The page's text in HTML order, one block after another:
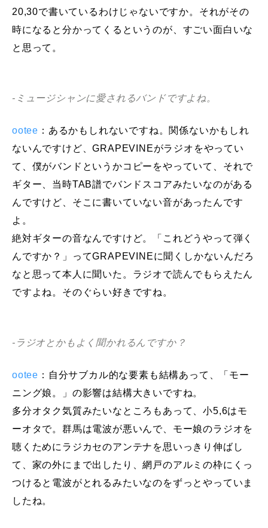
20,30で書いているわけじゃないですか。それがその
時になると分かってくるというのが、すごい面白いな
と思って。
-ミュージシャンに愛されるバンドですよね。
ootee ：あるかもしれないですね。関係ないかもしれ
ないんですけど、GRAPEVINEがラジオをやってい
て、僕がバンドというかコピーをやっていて、それで
ギター、当時TAB譜でバンドスコアみたいなのがある
んですけど、そこに書いていない音があったんです
よ。
絶対ギターの音なんですけど。「これどうやって弾く
んですか？」ってGRAPEVINEに聞くしかないんだろ
なと思って本人に聞いた。ラジオで読んでもらえたん
ですよね。そのぐらい好きですね。
-ラジオとかもよく聞かれるんですか？
ootee ：自分サブカル的な要素も結構あって、「モー
ニング娘。」の影響は結構大きいですね。
多分オタク気質みたいなところもあって、小5,6はモ
ーオタで。群馬は電波が悪いんで、モー娘のラジオを
聴くためにラジカセのアンテナを思いっきり伸ばし
て、家の外にまで出したり、網戸のアルミの枠にくっ
つけると電波がとれるみたいなのをずっとやっていま
したね。